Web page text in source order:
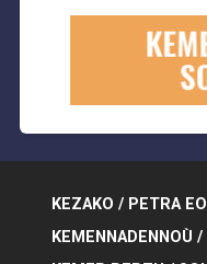
KEZAKO / PETRA
KEMENNADENNOÙ